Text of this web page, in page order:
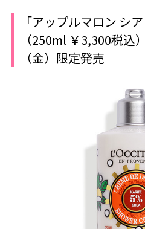
「アップルマロン シ
（250ml ￥3,300税
（金）限定発売